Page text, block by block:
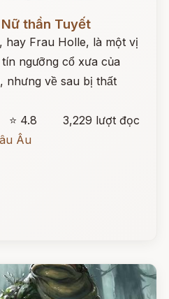
thần Tuyết
hay Frau Holle, là một vị
ngưỡng cổ xưa của
nhưng về sau bị thất
⭐ 4.8
3,229 lượt đọc
Âu